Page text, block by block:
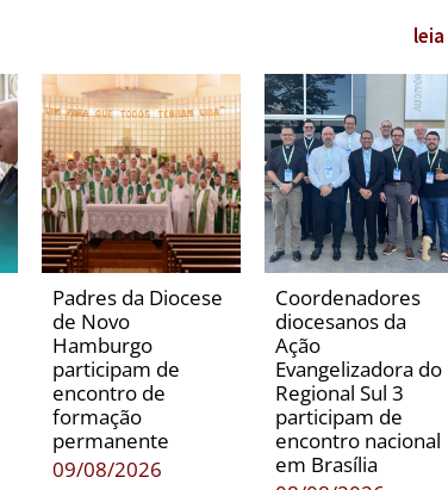
Padres da Diocese
de Novo
Hamburgo
participam de
encontro de
formação
permanente
09/08/2026
Coordenadores
diocesanos da
Ação
Evangelizadora do
Regional Sul 3
participam de
encontro nacional
em Brasília